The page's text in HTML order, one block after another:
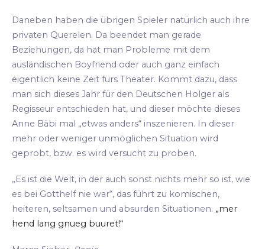
Daneben haben die übrigen Spieler natürlich auch ihre
privaten Querelen. Da beendet man gerade
Beziehungen, da hat man Probleme mit dem
ausländischen Boyfriend oder auch ganz einfach
eigentlich keine Zeit fürs Theater. Kommt dazu, dass
man sich dieses Jahr für den Deutschen Holger als
Regisseur entschieden hat, und dieser möchte dieses
Anne Bäbi mal „etwas anders“ inszenieren. In dieser
mehr oder weniger unmöglichen Situation wird
geprobt, bzw. es wird versucht zu proben.
„Es ist die Welt, in der auch sonst nichts mehr so ist, wie
es bei Gotthelf nie war“, das führt zu komischen,
heiteren, seltsamen und absurden Situationen. „mer
hend lang gnueg buuret!“